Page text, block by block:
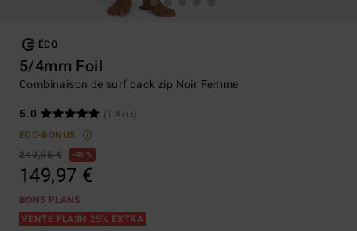
ÉCO
5/4mm Foil
Combinaison de surf back zip Noir Femme
5.0
(1 Avis)
ECO-BONUS
249,95 €
40%
149,97 €
BONS PLANS
VENTE FLASH 25% EXTRA